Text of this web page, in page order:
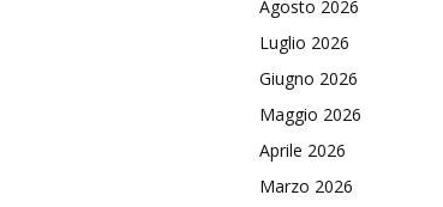
Agosto 2026
Luglio 2026
Giugno 2026
Maggio 2026
Aprile 2026
Marzo 2026